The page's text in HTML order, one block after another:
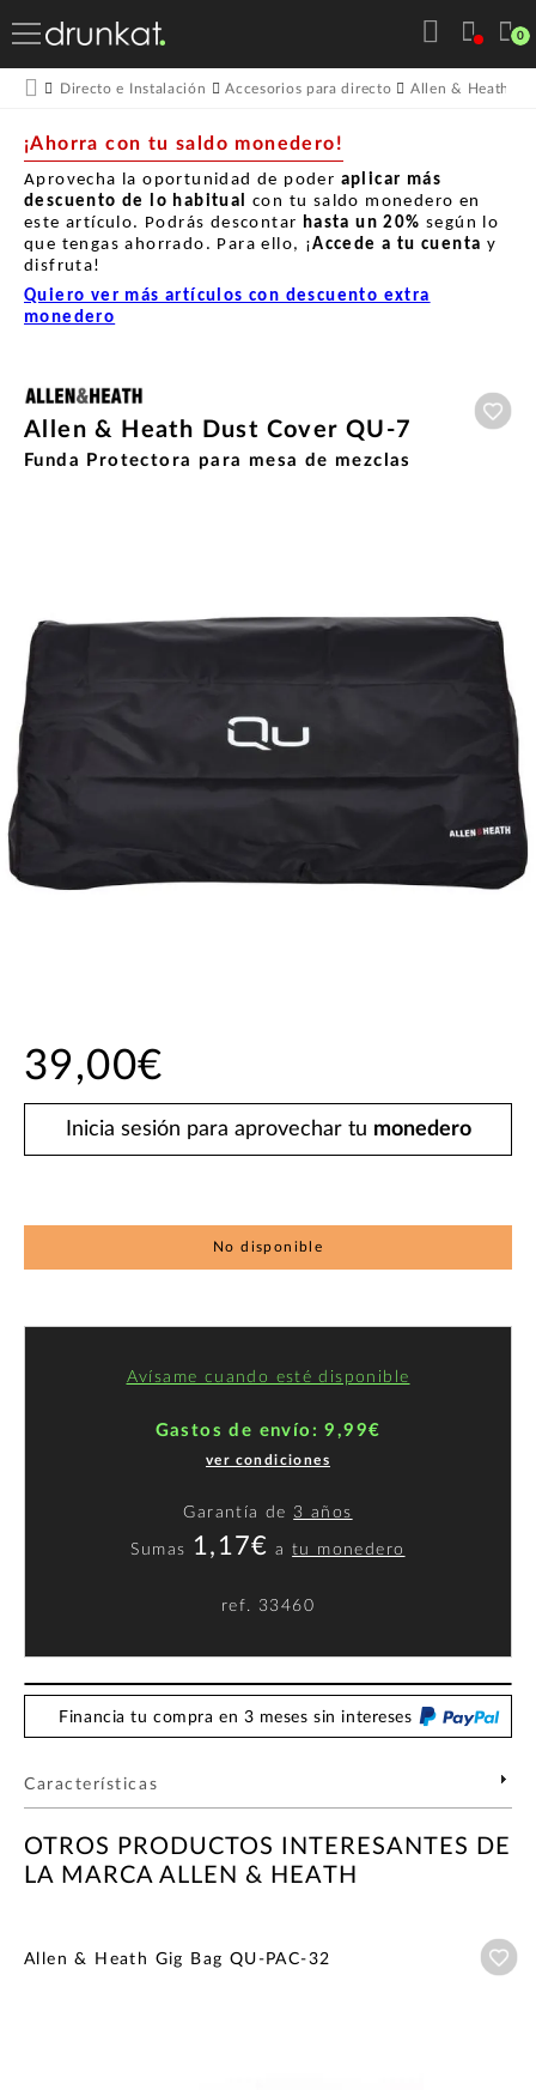
0
Directo e Instalación Accesorios para directo Allen & Heath
¡Ahorra con tu saldo monedero!
Aprovecha la oportunidad de poder aplicar más
descuento de lo habitual con tu saldo monedero en
este artículo. Podrás descontar hasta un 20% según lo
que tengas ahorrado. Para ello, ¡Accede a tu cuenta y
disfruta!
Quiero ver más artículos con descuento extra
monedero
Allen & Heath Dust Cover QU-7
Funda Protectora para mesa de mezclas
39,00€
Inicia sesión para aprovechar tu monedero
No disponible
Avísame cuando esté disponible
Gastos de envío: 9,99€
ver condiciones
Garantía de 3 años
Sumas 1,17€ atu monedero
ref. 33460
Financia tu compra en 3 meses sin intereses
Características
OTROS PRODUCTOS INTERESANTES DE
LA MARCA ALLEN & HEATH
Allen & Heath Gig Bag QU-PAC-32